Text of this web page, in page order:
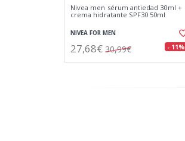
Nivea men sérum antiedad 30ml +
crema hidratante SPF30 50ml
NIVEA FOR MEN
27,68€ 30,99€ - 11%